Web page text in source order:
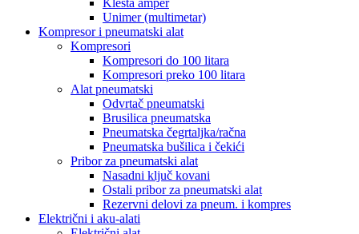
Klešta amper
Unimer (multimetar)
Kompresor i pneumatski alat
Kompresori
Kompresori do 100 litara
Kompresori preko 100 litara
Alat pneumatski
Odvrtač pneumatski
Brusilica pneumatska
Pneumatska čegrtaljka/račna
Pneumatska bušilica i čekići
Pribor za pneumatski alat
Nasadni ključ kovani
Ostali pribor za pneumatski alat
Rezervni delovi za pneum. i kompres
Električni i aku-alati